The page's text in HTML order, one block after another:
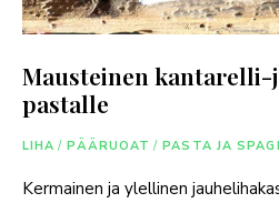
Mausteinen kantarelli-
pastalle
LIHA / PÄÄRUOAT / PASTA JA
Kermainen ja ylellinen